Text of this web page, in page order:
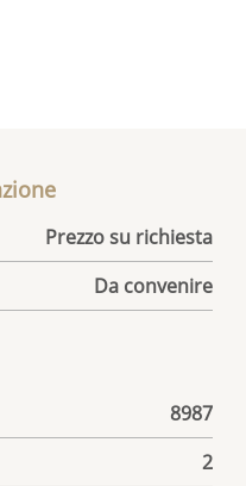
Prezzo su richiesta
Da convenire
8987
2